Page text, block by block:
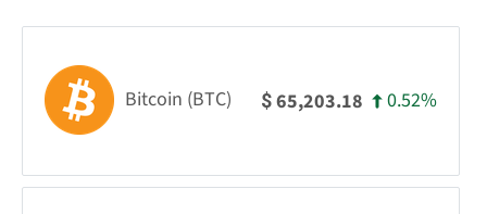
Bitcoin (BTC) $65,203.18 0.52%